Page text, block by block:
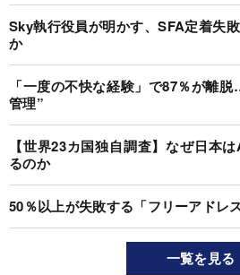
Sky執行役員が明かす、SFA定着失
か
「一度の不快な経験」で87％が離
管理”
【世界23カ国独自調査】なぜ日本
るのか
50％以上が失敗する「フリーアドレ
一覧を見る